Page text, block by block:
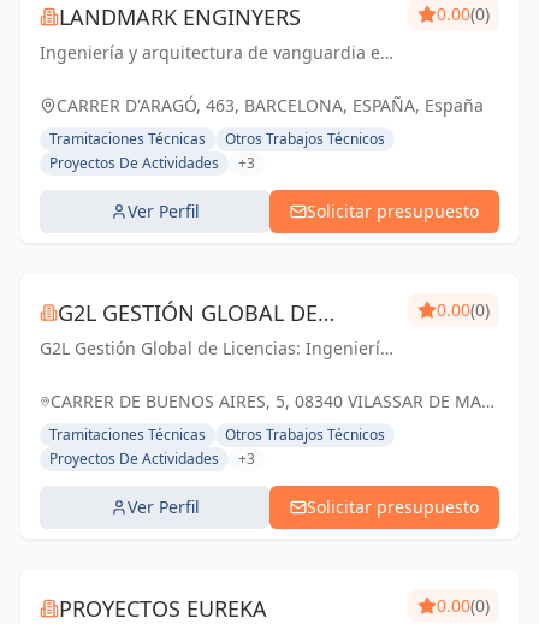
LANDMARK ENGINYERS
Ingeniería y arquitectura de vanguardia en
que marcan la diferencia.
0.00(0)
CARRER D'ARAGÓ, 463, BARCELONA, ESPAÑA, España
Tramitaciones Técnicas
Otros Trabajos Técnicos
Proyectos De Actividades
+3
Ver Perfil Solicitar presupuesto
G2L GESTIÓN GLOBAL DE
LICENCIAS
G2L Gestión Global de Licencias: Ingeniería
y tramitación de Proyectos de Licencia de
0.00(0)
CARRER DE BUENOS AIRES, 5, 08340 VILASSAR DE MAR,
BARCELONA, ESPAÑA, España
Tramitaciones Técnicas
Otros Trabajos Técnicos
Proyectos De Actividades
+3
Ver Perfil Solicitar presupuesto
PROYECTOS EUREKA 0.00(0)